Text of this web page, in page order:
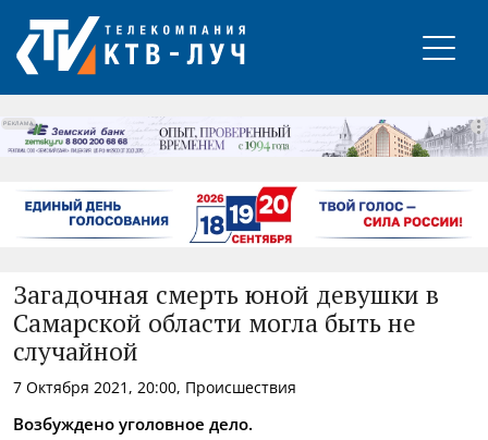
РЕКЛАМА
Загадочная смерть юной девушки в
Самарской области могла быть не
случайной
7 Октября 2021, 20:00, Происшествия
Возбуждено уголовное дело.